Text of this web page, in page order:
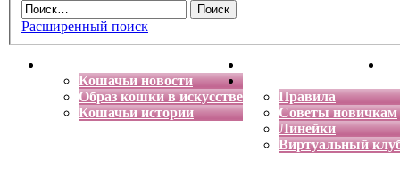
Расширенный поиск
Кошачьи новости
Образ кошки в искусстве
Кошачьи истории
Энциклопедия кошек
Правила
Советы новичкам
Линейки
Виртуальный